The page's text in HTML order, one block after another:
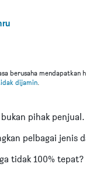
berusaha mendapatkan
dijamin.
pihak penjual.
pelbagai jenis
tidak 100% tepat?